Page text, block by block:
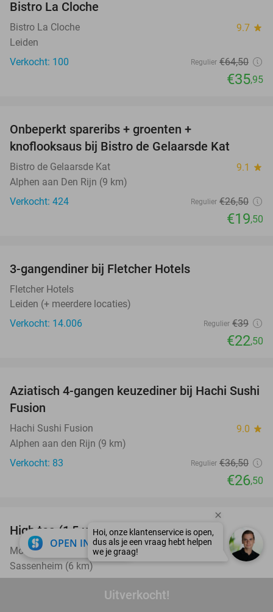
Uitverkocht!
Bistro La Cloche
Bistro La Cloche 9.7 star
Leiden
Verkocht: 100
Regulier €64,50
€35,95
Onbeperkt spareribs + groenten +
knoflooksaus bij Bistro de Gelaarsde Kat
Bistro de Gelaarsde Kat 9.1 star
Alphen aan Den Rijn (9 km)
Verkocht: 424
Regulier €26,50
€19,50
3-gangendiner bij Fletcher Hotels
Fletcher Hotels
Leiden (+ meerdere locaties)
Verkocht: 14.006
Regulier €39
€22,50
27%
Aziatisch 4-gangen keuzediner bij Hachi Sushi
Fusion
Hachi Sushi Fusion 9.0 star
Alphen aan den Rijn (9 km)
Verkocht: 83
Regulier €36,50
€26,50
38%
High tea (1,5 uur) bij Mokka
Mokka Sassenheim 9.7star
Sassenheim (6 km)
OPEN IN APP close